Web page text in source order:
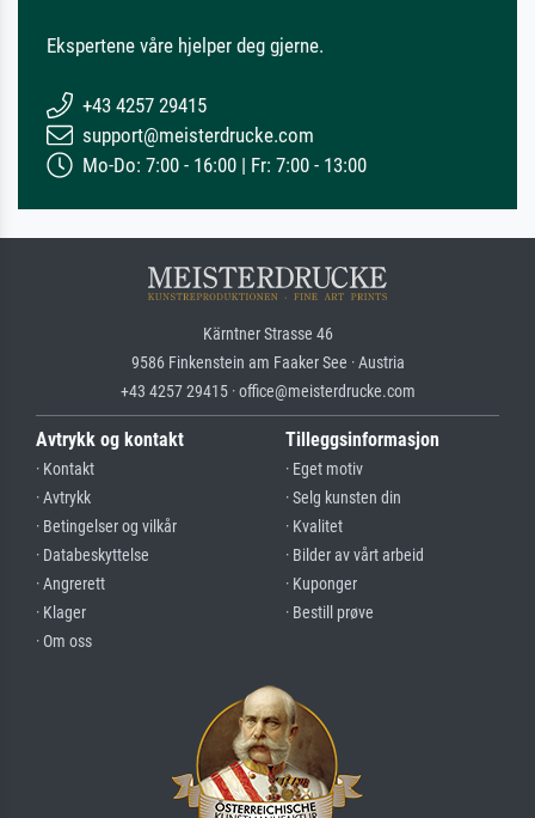
Ekspertene våre hjelper deg gjerne.
+43 4257 29415
support@meisterdrucke.com
Mo-Do: 7:00 - 16:00 | Fr: 7:00 - 13:00
Kärntner Strasse 46
9586 Finkenstein am Faaker See · Austria
+43 4257 29415 · office@meisterdrucke.com
Avtrykk og kontakt
· Kontakt
· Avtrykk
· Betingelser og vilkår
· Databeskyttelse
· Angrerett
· Klager
· Om oss
Tilleggsinformasjon
· Eget motiv
· Selg kunsten din
· Kvalitet
· Bilder av vårt arbeid
· Kuponger
· Bestill prøve